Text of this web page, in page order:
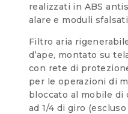
realizzati in ABS
alare e moduli sfalsati
Filtro aria
d’ape, montato su
con rete di
per le operazioni di
bloccato al mobile di
ad 1/4 di giro (escluso